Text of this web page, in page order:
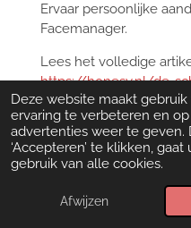
Deze website maakt
ervaring te verbeteren en
advertenties weer te geven.
‘Accepteren’ te klikken,
gebruik van alle cookies.
Afwijzen
Ervaar persoonlijke
Facemanager.
Lees het volledige
https://honesy.nl/de-
aalsmeer-facemanager
Facemanager dé
E-mailadres